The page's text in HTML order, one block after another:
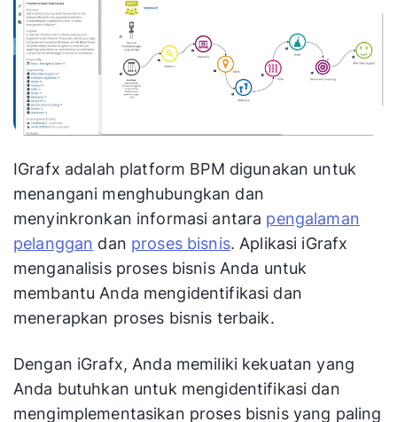
IGrafx adalah platform BPM digunakan untuk
menangani menghubungkan dan
menyinkronkan informasi antara pengalaman
pelanggan dan proses bisnis. Aplikasi iGrafx
menganalisis proses bisnis Anda untuk
membantu Anda mengidentifikasi dan
menerapkan proses bisnis terbaik.
Dengan iGrafx, Anda memiliki kekuatan yang
Anda butuhkan untuk mengidentifikasi dan
mengimplementasikan proses bisnis yang paling